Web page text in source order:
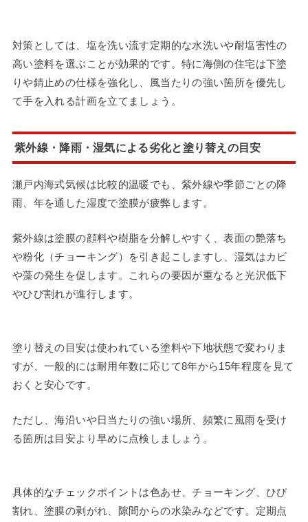
対策としては、塩を洗い流す定期的な水洗いや耐塩害性の
高い塗料を選ぶことが効果的です。特に海側の住宅は下塗
りや錆止めの仕様を強化し、風当たりの強い箇所を優先し
て手を入れる計画を立てましょう。
紫外線・降雨・湿気による劣化と塗り替えの目安
瀬戸内海式気候は比較的温暖でも、紫外線や季節ごとの降
雨、年を通した湿度で塗膜が疲弊します。
紫外線は塗膜の顔料や樹脂を分解しやすく、表面の艶落ち
や粉化（チョーキング）を引き起こしますし、湿気はカビ
や藻の発生を促します。これらの要因が重なると光沢低下
やひび割れが進行します。
塗り替えの目安は使われている塗料や下地状態で変わりま
すが、一般的には耐用年数に応じて8年から15年程度を見て
おくと安心です。
ただし、海沿いや日当たりの強い場所、頻繁に風雨を受け
る箇所は目安より早めに点検しましょう。
具体的なチェックポイントは色あせ、チョーキング、ひび
割れ、塗膜の剥がれ、隙間からの水染みなどです。定期点